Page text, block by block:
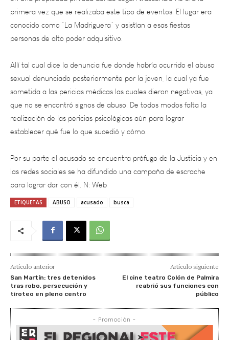
personas de alto poder adquisitivo.
Allí tal cual dice la denuncia fue donde habría ocurrido el abuso
sexual denunciado posteriormente por la joven, la cual ya fue
sometida a las pericias médicas las cuales dieron negativas, ya
que no se encontró signos de abuso. De todos modos falta la
realización de las pericias psicológicas aún para lograr
establecer qué fue lo que sucedió y cómo.
Por su parte el acusado se encuentra prófugo de la Justicia y en
las redes sociales se ha difundido una campaña de escrache
para lograr dar con él. N: Web
ETIQUETAS ABUSO acusado busca
Artículo anterior
San Martín: tres detenidos
tras robo, persecución y
tiroteo en pleno centro
Artículo siguiente
El cine teatro Colón de Palmira
reabrió sus funciones con
público
- Promoción -